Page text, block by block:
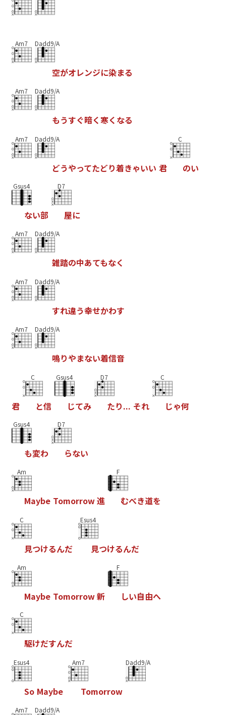
Am7 Dadd9/A
空がオレンジに染まる
Am7 Dadd9/A
もうすぐ暗く寒く なる
Am7 Dadd9/A
どうやってたどり着きゃいい 君
C
のい
Gsus4
ない部
D7
屋に
Am7 Dadd9/A
雑踏の中あてもなく
Am7 Dadd9/A
すれ違う幸せかわす
Am7 Dadd9/A
鳴りやまない着信音
君
C
と信
Gsus4
じてみ
D7
たり... それ
C
じゃ何
Gsus4
も変わ
D7
らない
Am
Maybe Tomorrow進
F
むべき道を
C
見つけるんだ
Esus4
見つけるんだ
Am
Maybe Tomorrow新
F
しい自由へ
C
駆けだすんだ
Esus4
So Maybe
Am7
Tomorrow
Dadd9/A
Am7 Dadd9/A